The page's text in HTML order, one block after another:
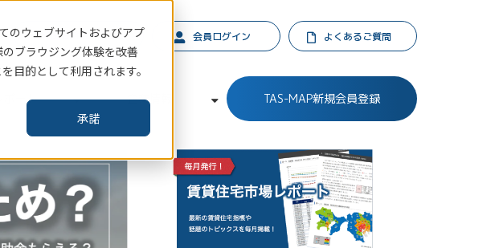
のウェブサイトおよびアプ
ブラウジング体験を改善
目的として利用されます。
承諾
賃貸住宅指標はこちら 会員ログイン よくあるご質問
ポート 企業情報 TAS-MAP新規会員登録